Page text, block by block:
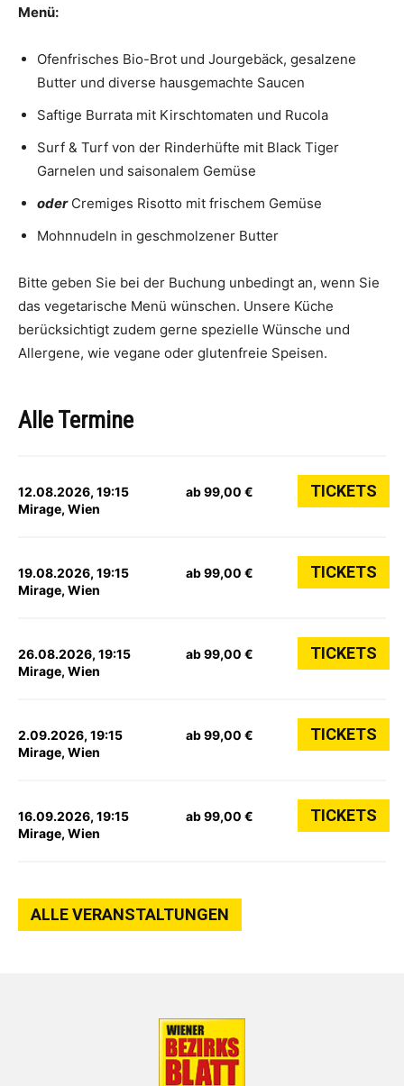
Menü:
Ofenfrisches Bio-Brot und Jourgebäck, gesalzene
Butter und diverse hausgemachte Saucen
Saftige Burrata mit Kirschtomaten und Rucola
Surf & Turf von der Rinderhüfte mit Black Tiger
Garnelen und saisonalem Gemüse
oderCremiges Risotto mit frischem Gemüse
Mohnnudeln in geschmolzener Butter
Bitte geben Sie bei der Buchung unbedingt an, wenn Sie
das vegetarische Menü wünschen. Unsere Küche
berücksichtigt zudem gerne spezielle Wünsche und
Allergene, wie vegane oder glutenfreie Speisen.
Alle Termine
12.08.2026, 19:15
Mirage, Wien
ab 99,00 € TICKETS
19.08.2026, 19:15
Mirage, Wien
ab 99,00 € TICKETS
26.08.2026, 19:15
Mirage, Wien
ab 99,00 € TICKETS
2.09.2026, 19:15
Mirage, Wien
ab 99,00 € TICKETS
16.09.2026, 19:15
Mirage, Wien
ab 99,00 € TICKETS
ALLE VERANSTALTUNGEN